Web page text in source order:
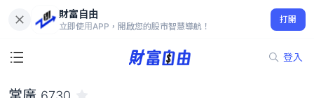
財富自由
立即使用APP，開啟您的股市智慧導航！
打開
登入
34.45
-1.71%